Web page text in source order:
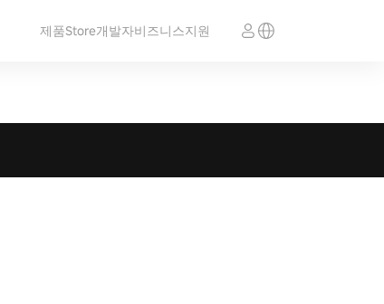
제품Store개발자비즈니스지원